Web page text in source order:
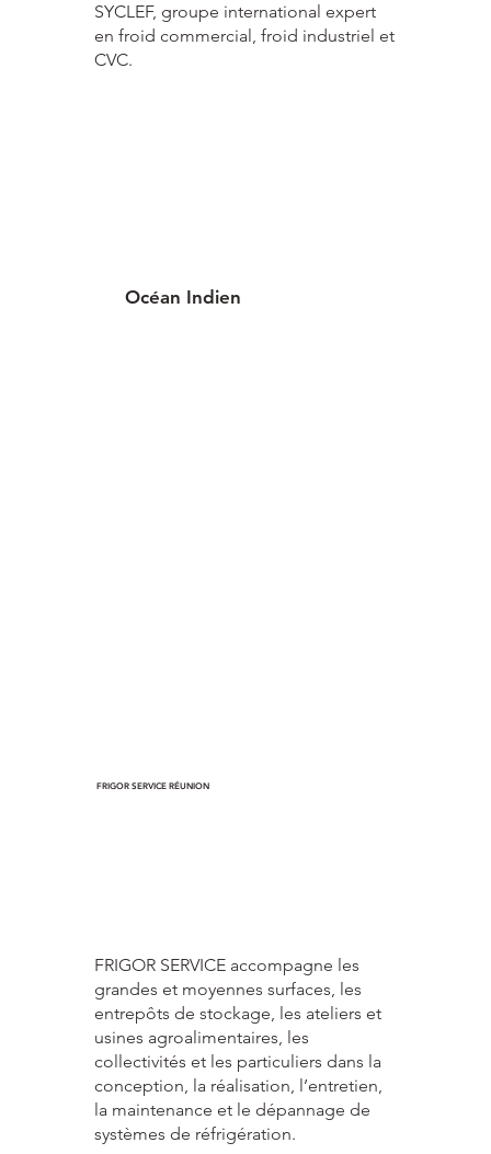
SYCLEF, groupe international expert
en froid commercial, froid industriel et
CVC.
Océan Indien
FRIGOR SERVICE RÉUNION
FRIGOR SERVICE accompagne les
grandes et moyennes surfaces, les
entrepôts de stockage, les ateliers et
usines agroalimentaires, les
collectivités et les particuliers dans la
conception, la réalisation, l’entretien,
la maintenance et le dépannage de
systèmes de réfrigération.